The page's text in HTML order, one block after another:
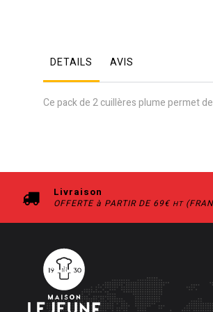
DETAILS AVIS
Ce pack de 2 cuillères plume permet
Livraison
OFFERTE à PARTIR DE 69€ HT